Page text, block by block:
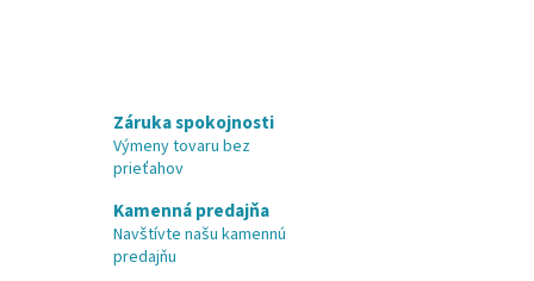
Záruka spokojnosti
Výmeny tovaru bez
prieťahov
Kamenná predajňa
Navštívte našu kamennú
predajňu